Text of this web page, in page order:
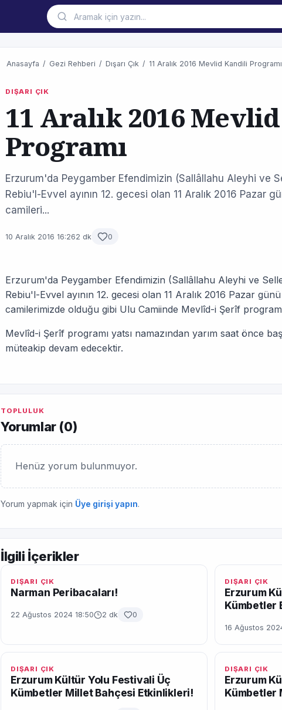
Anasayfa / Gezi Rehberi / Dışarı Çık / 11 Aralık 2016 Mevlid Kandili Programı
DIŞARI ÇIK
11 Aralık 2016
Programı
Erzurum'da Peygamber Efendimizin (Sallâllahu Aleyhi ve
Rebiu'l-Evvel ayının 12. gecesi olan 11 Aralık 2016 Pazar
camileri...
10 Aralık 2016 16:262 dk 0
Erzurum'da Peygamber Efendimizin (Sallâllahu Aleyhi ve
Rebiu'l-Evvel ayının 12. gecesi olan 11 Aralık 2016 Pazar
camilerimizde olduğu gibi Ulu Camiinde Mevlîd-i Şerîf
Mevlîd-i Şerîf programı yatsı namazından yarım saat önce
müteakip devam edecektir.
TOPLULUK
Yorumlar (0)
Henüz yorum bulunmuyor.
Yorum yapmak için Üye girişi yapın.
İlgili İçerikler
DIŞARI ÇIK
Narman Peribacaları!
22 Ağustos 2024 18:50 2 dk 0
DIŞARI ÇIK
Erzurum
Kümbetler
16 Ağustos
DIŞARI ÇIK
Erzurum Kültür Yolu Festivali Üç
Kümbetler Millet Bahçesi Etkinlikleri!
DIŞARI ÇIK
Erzurum
Kümbetler